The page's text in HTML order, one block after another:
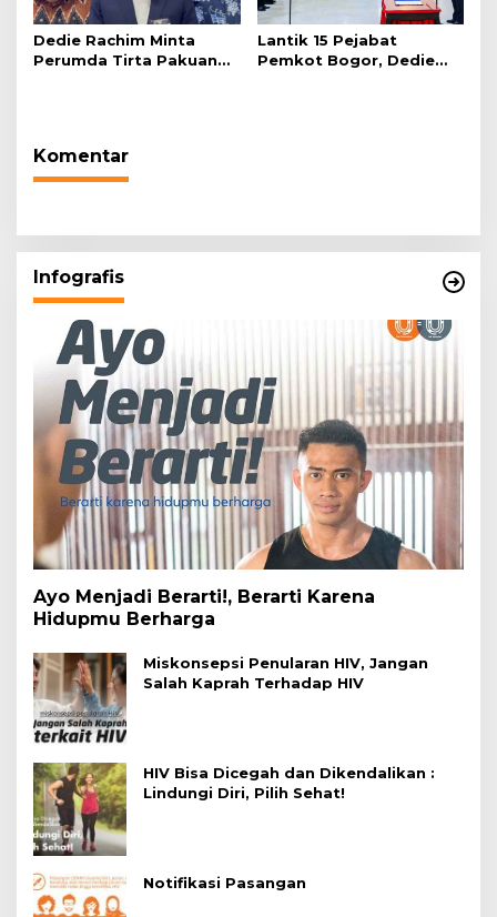
Dedie Rachim Minta
Perumda Tirta Pakuan
Lantik 15 Pejabat
Pemkot Bogor, Dedie
Komentar
Infografis
Ayo Menjadi Berarti!, Berarti Karena
Hidupmu Berharga
Miskonsepsi Penularan HIV, Jangan
Salah Kaprah Terhadap HIV
HIV Bisa Dicegah dan Dikendalikan :
Lindungi Diri, Pilih Sehat!
Notifikasi Pasangan